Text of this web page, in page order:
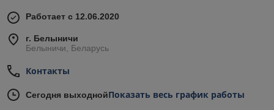
Работает с 12.06.2020
г. Белыничи
Белыничи, Беларусь
Контакты
Сегодня выходнойПоказать весь график работы